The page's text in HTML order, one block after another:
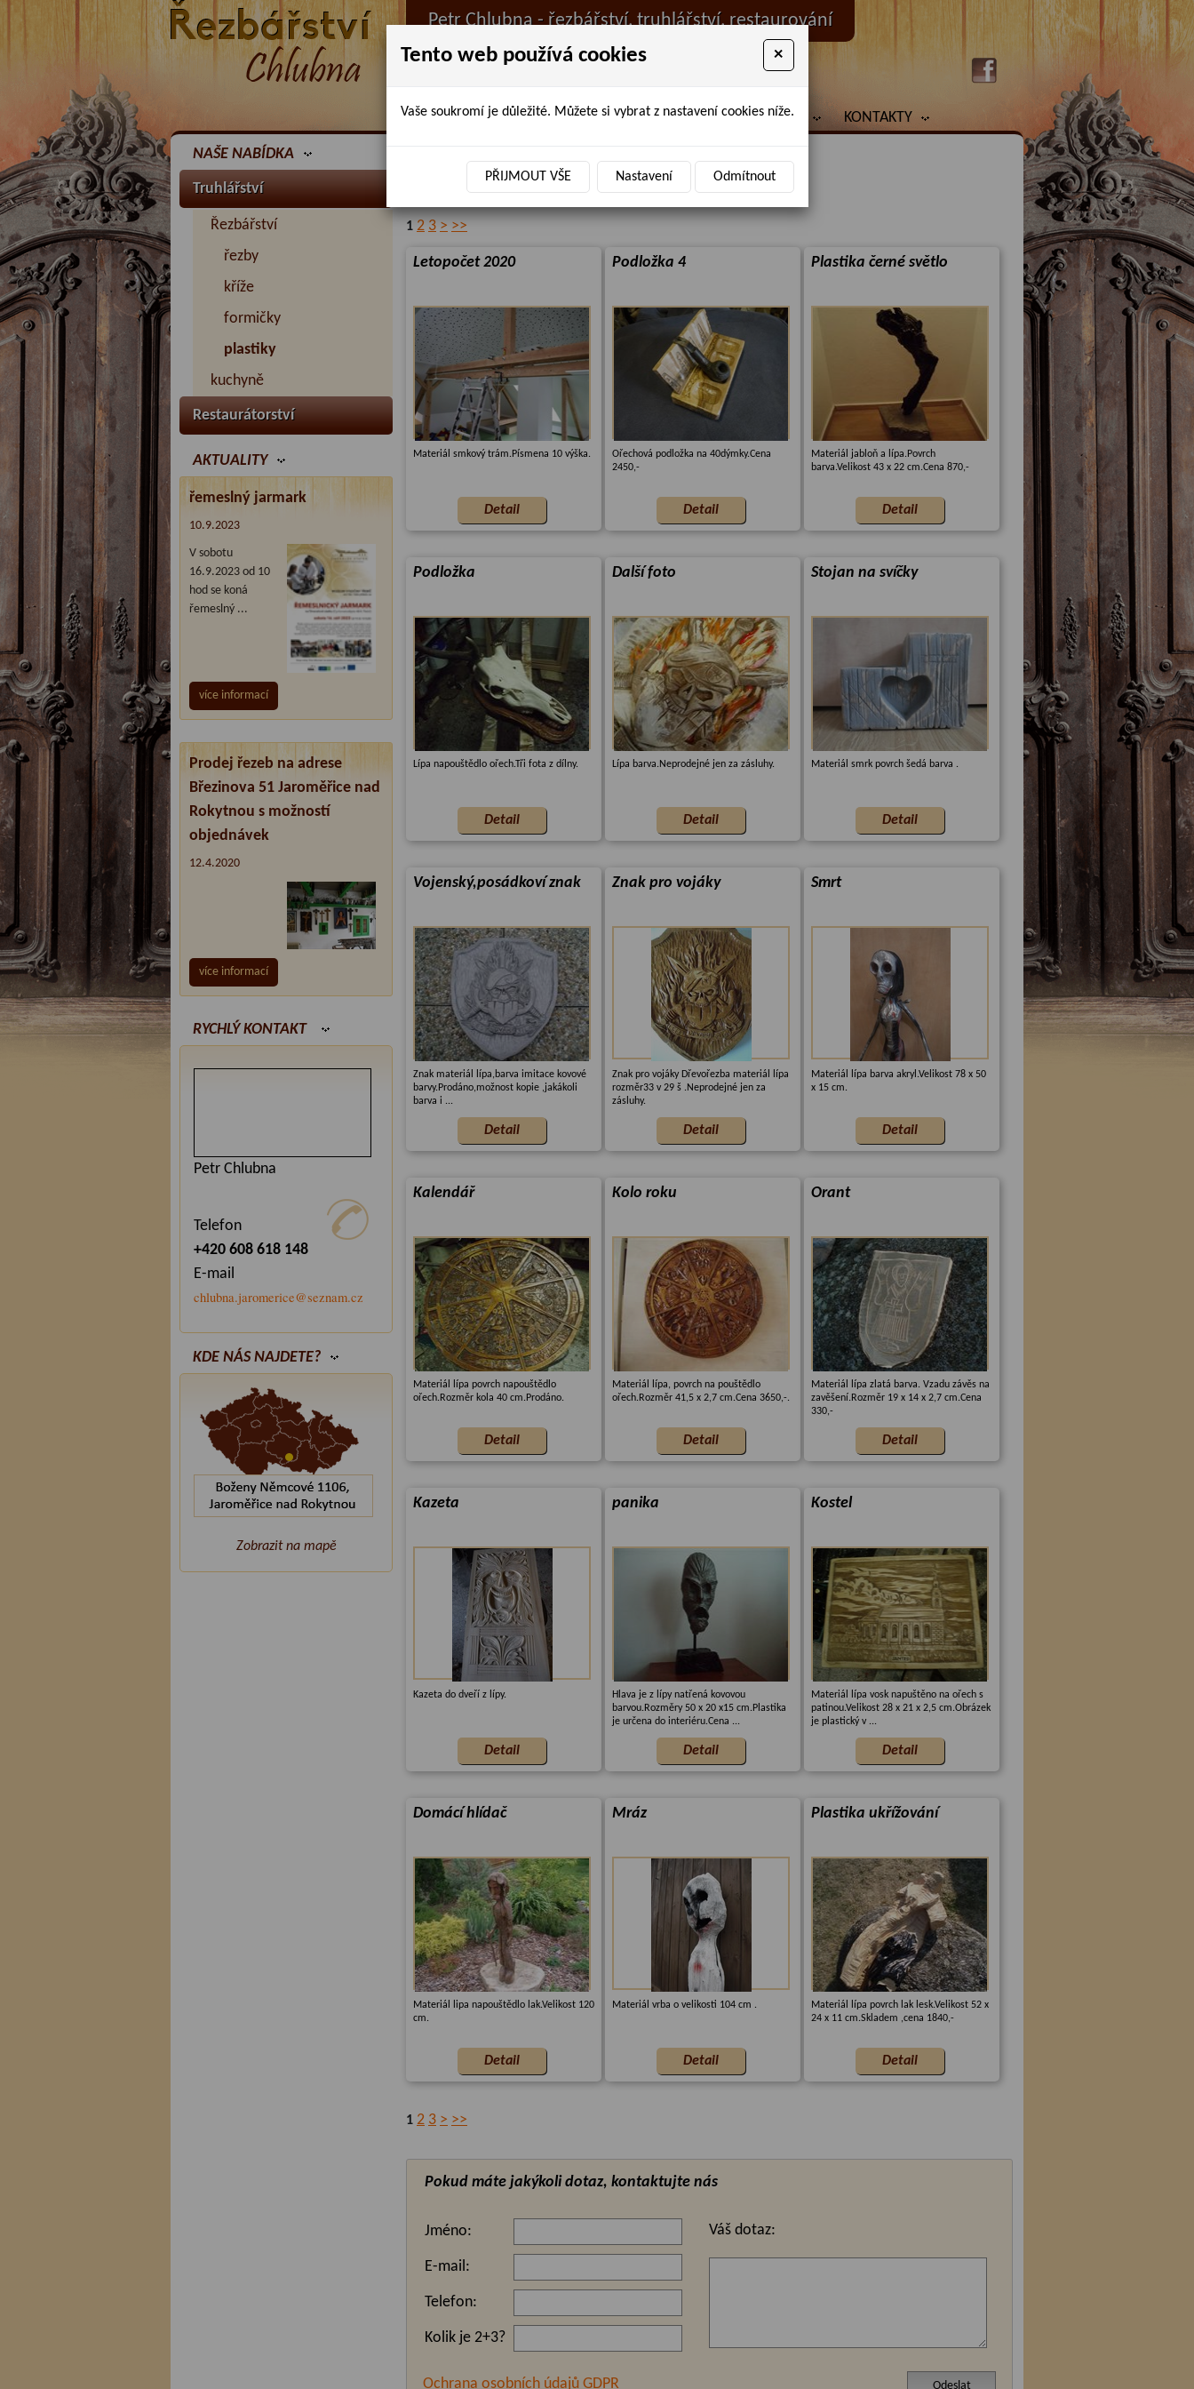
Petr Chlubna - řezbářství, truhlářství, restaurování
ÚVOD PRODANÉ ZBOŽÍ BAZAR AKTUALITY KONTAKTY
NAŠE NABÍDKA
Truhlářství
Řezbářství
řezby
kříže
formičky
plastiky
kuchyně
Restaurátorství
AKTUALITY
řemeslný jarmark
10.9.2023
V sobotu
16.9.2023 od 10
hod se koná
řemeslný ...
více informací
Prodej řezeb na adrese
Březinova 51 Jaroměřice nad
Rokytnou s možností
objednávek
12.4.2020
více informací
RYCHLÝ KONTAKT
Petr Chlubna
Telefon
+420 608 618 148
E-mail
chlubna.jaromerice@seznam.cz
KDE NÁS NAJDETE?
Zobrazit na mapě
plastiky
1 2 3 > >>
Letopočet 2020
Materiál smkový trám.Písmena 10 výška.
Podložka 4
Ořechová podložka na 40dýmky.Cena
2450,-
Plastika černé světlo
Materiál jabloň a lípa.Povrch
barva.Velikost 43 x 22 cm.Cena 870,-
Podložka
Lípa napouštědlo ořech.Tři fota z dílny.
Další foto
Lípa barva.Neprodejné jen za zásluhy.
Stojan na svíčky
Materiál smrk povrch šedá barva .
Vojenský,posádkoví znak
Znak materiál lípa,barva imitace kovové
barvy.Prodáno,možnost kopie ,jakákoli
barva i ...
Znak pro vojáky
Znak pro vojáky Dřevořezba materiál lípa
rozměr33 v 29 š .Neprodejné jen za
zásluhy.
Smrt
Materiál lípa barva akryl.Velikost 78 x 50
x 15 cm.
Kalendář
Materiál lípa povrch napouštědlo
ořech.Rozměr kola 40 cm.Prodáno.
Kolo roku
Materiál lípa, povrch na pouštědlo
ořech.Rozměr 41,5 x 2,7 cm.Cena 3650,-.
Orant
Materiál lípa zlatá barva. Vzadu závěs na
zavěšení.Rozměr 19 x 14 x 2,7 cm.Cena
330,-
Kazeta
Kazeta do dveří z lípy.
panika
Hlava je z lípy natřená kovovou
barvou.Rozměry 50 x 20 x15 cm.Plastika
je určena do interiéru.Cena ...
Kostel
Materiál lípa vosk napuštěno na ořech s
patinou.Velikost 28 x 21 x 2,5 cm.Obrázek
je plastický v ...
Domácí hlídač
Materiál lipa napouštědlo lak.Velikost 120
cm.
Mráz
Materiál vrba o velikosti 104 cm .
Plastika ukřížování
Materiál lípa povrch lak lesk.Velikost 52 x
24 x 11 cm.Skladem ,cena 1840,-
1 2 3 > >>
Pokud máte jakýkoli dotaz, kontaktujte nás
Jméno:
E-mail:
Telefon:
Kolik je 2+3?
Váš dotaz:
Ochrana osobních údajů GDPR
Tento web používá cookies ×
Vaše soukromí je důležité. Můžete si vybrat z nastavení cookies níže.
PŘIJMOUT VŠE Nastavení Odmítnout